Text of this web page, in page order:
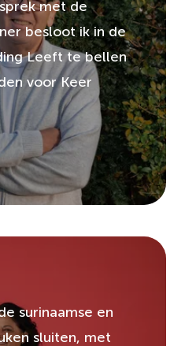
met de
besloot ik in de
Leeft te bellen
voor Keer
surinaamse en
sluiten, met